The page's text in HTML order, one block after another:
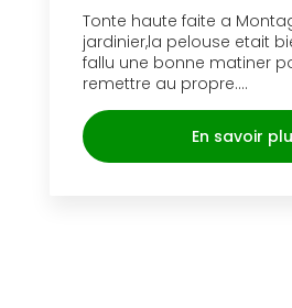
Tonte haute faite a
jardinier,la pelouse etait
fallu une bonne matiner
remettre au propre....
En savoir